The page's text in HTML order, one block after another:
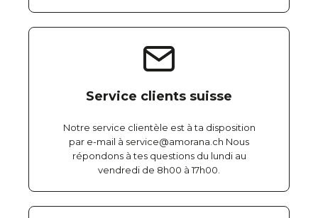
Service clients suisse
Notre service clientèle est à ta disposition
par e-mail à service@amorana.ch Nous
répondons à tes questions du lundi au
vendredi de 8h00 à 17h00.